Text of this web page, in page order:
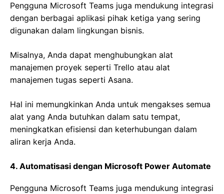
Pengguna Microsoft Teams juga mendukung integrasi
dengan berbagai aplikasi pihak ketiga yang sering
digunakan dalam lingkungan bisnis.
Misalnya, Anda dapat menghubungkan alat
manajemen proyek seperti Trello atau alat
manajemen tugas seperti Asana.
Hal ini memungkinkan Anda untuk mengakses semua
alat yang Anda butuhkan dalam satu tempat,
meningkatkan efisiensi dan keterhubungan dalam
aliran kerja Anda.
4. Automatisasi dengan Microsoft Power Automate
Pengguna Microsoft Teams juga mendukung integrasi